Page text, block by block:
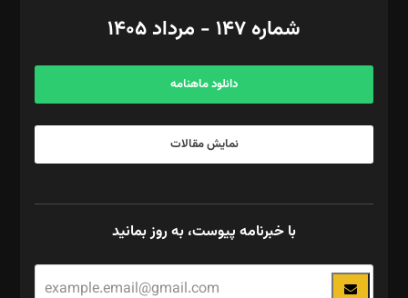
آگهی و مشترکین: ۰۹۱۹۹۹۹۰۴۵۴
شماره ۱۴۷ - مرداد ۱۴۰۵
دانلود ماهنامه
نمایش مقالات
با خبرنامه پیوست، به روز بمانید